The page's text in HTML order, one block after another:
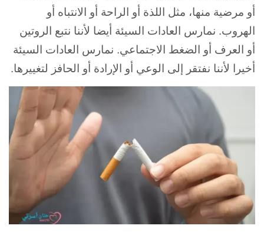
أو مرضية منها، مثل اللذة أو الراحة أو الانتباه أو
الهروب. نمارس
العادات السيئة أيضا لأننا نتبع الروتين
أو العرف أو الضغط الاجتماعي. نمارس العادات السيئة
أخيرا لأننا نفتقر إلى الوعي أو الإرادة أو الحافز لتغييرها.